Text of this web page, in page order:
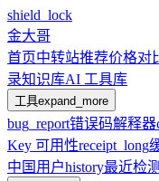
shield_lock
金大哥
首页中转站推荐价格对
录知识库AI 工具库
工具expand_more
bug_report错误码解释器
Key 可用性receipt_long
中国用户history最近检